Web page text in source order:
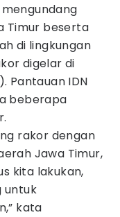
Timur beserta
di lingkungan
digelar di
Pantauan IDN
beberapa
rakor dengan
Jawa Timur,
kita lakukan,
untuk
kata